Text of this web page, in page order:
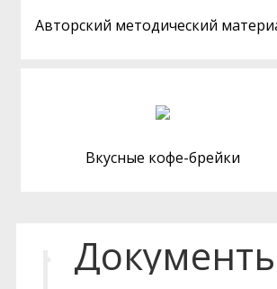
Авторский методический
Вкусные кофе-брейки